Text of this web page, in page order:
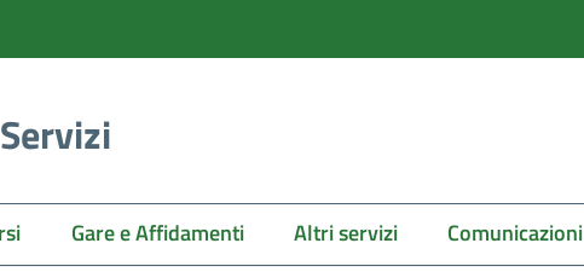
Gare e Affidamenti Altri servizi Comunicazioni